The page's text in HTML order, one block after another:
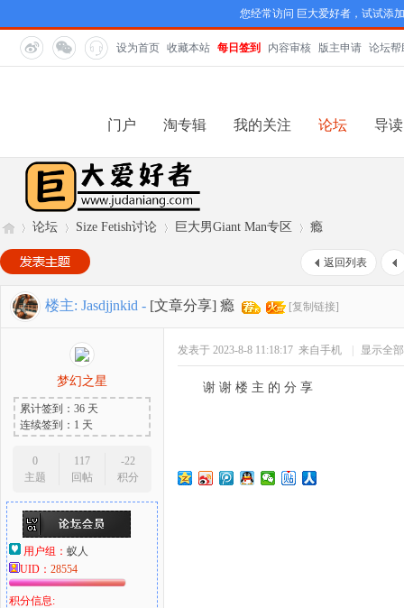
您经常访问 巨大爱好者，试试添
设为首页 收藏本站 每日签到 内容审核 版主申请 论坛帮
门户 淘专辑 我的关注 论坛 导读
巨 »
论坛
›
Size Fetish讨论
›
巨大男Giant Man专区
›
瘾
返回列表
楼主: Jasdjjnkid - [文章分享] 瘾 [复制链接]
梦幻之星
累计签到：36 天
连续签到：1 天
0
主题
117
回帖
-22
积分
用户组： 蚁人
UID： 28554
积分信息:
发表于 2023-8-8 11:18:17 来自手机 显示全
谢 谢 楼 主 的 分 享